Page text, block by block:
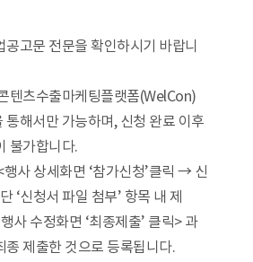
공고문 전문을 확인하시기 바랍니
텐츠수출마케팅플랫폼(WelCon)
통해서만 가능하며, 신청 완료 이후
불가합니다.
행사 상세화면 ‘참가신청’클릭 → 신
‘신청서 파일 첨부’ 항목 내 제
사 수정화면 ‘최종제출’ 클릭> 과
종 제출한 것으로 등록됩니다.